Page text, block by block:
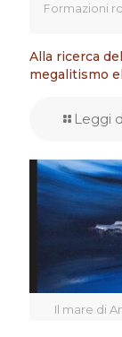
Formazioni
Alla ricerca
megalitismo
Leggi
Il mare di